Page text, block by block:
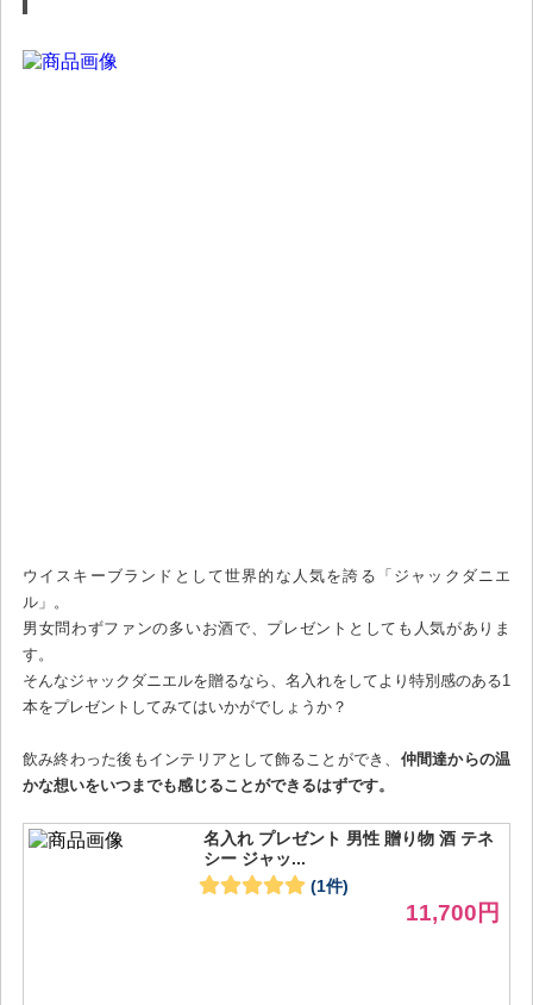
ウイスキーブランドとして世界的な人気を誇る「ジャックダニエ
ル」。
男女問わずファンの多いお酒で、プレゼントとしても人気がありま
す。
そんなジャックダニエルを贈るなら、名入れをしてより特別感のある1
本をプレゼントしてみてはいかがでしょうか？
飲み終わった後もインテリアとして飾ることができ、 仲間達からの温
かな想いをいつまでも感じることができるはずです。